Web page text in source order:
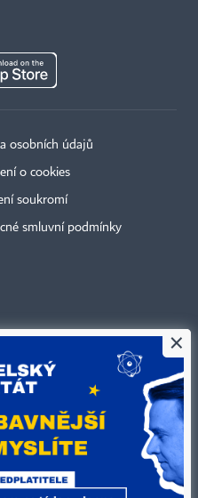
osobních údajů
o cookies
soukromí
smluvní podmínky
písemného svolení vydavatele je
díla, zejména rozmnožování a šíření
elektronickým, v českém nebo
×